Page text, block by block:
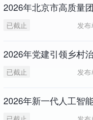
2026年北京市高质量
已截止 发
2026年党建引领乡村
已截止 发
2026年新一代人工智